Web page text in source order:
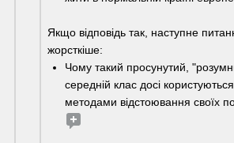
Якщо відповідь так, наступне
жорсткіше:
Чому такий просунутий,
середній клас досі
методами відстоювання своїх